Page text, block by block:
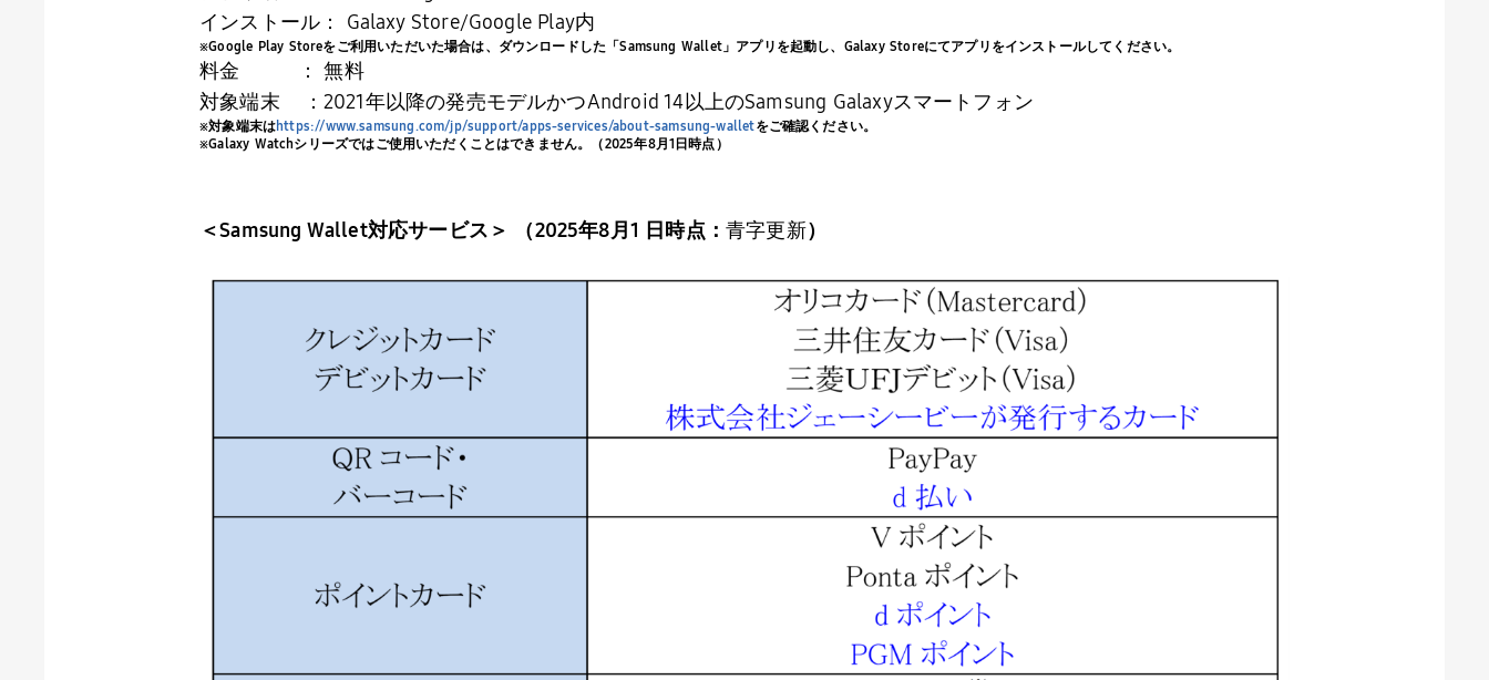
インストール： Galaxy Store/Google Play内
※Google Play Storeをご利用いただいた場合は、ダウンロードした「Samsung Wallet 」アプリを起動し、 Galaxy Storeにてアプリをインストールしてください。
料金
： 無料
対象端末
：2021年以降の発売モデルかつAndroid 14以上のSamsung Galaxyスマートフォン
※対象端末はhttps://www.samsung.com/jp/support/apps-services/about-samsung-walletをご確認ください。
※Galaxy Watchシリーズではご使用いただくことはできません。（2025年8月 1 日時点）
＜Samsung Wallet対応サービス ＞ （2025年8月 1 日時点：青字更新）